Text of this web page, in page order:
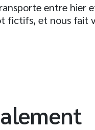
entre hier
fictifs, et nous fait